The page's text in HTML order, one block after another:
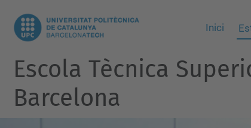
Inici
Escola Tècnica
Barcelona